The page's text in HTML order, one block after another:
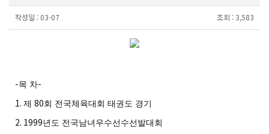
작성일 : 03-07 조회 : 3,583
-목 차-
1. 제 80회 전국체육대회 태권도 경기
2. 1999년도 전국남녀우수선수선발대회